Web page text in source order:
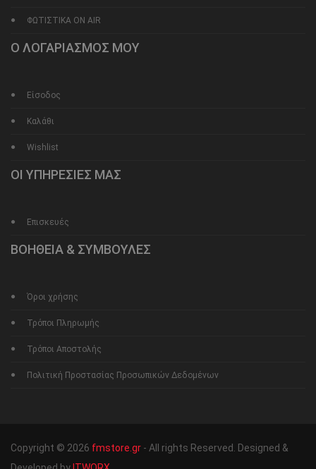
ΦΩΤΙΣΤΙΚΑ ON AIR
Ο ΛΟΓΑΡΙΑΣΜΟΣ ΜΟΥ
Είσοδος
Καλάθι
Wishlist
ΟΙ ΥΠΗΡΕΣΙΕΣ ΜΑΣ
Επισκευές
ΒΟΗΘΕΙΑ & ΣΥΜΒΟΥΛΕΣ
Όροι χρήσης
Τρόποι Πληρωμής
Τρόποι Αποστολής
Πολιτική Προστασίας Προσωπικών Δεδομένων
Copyright © 2026 fmstore.gr - All rights Reserved. Designed &